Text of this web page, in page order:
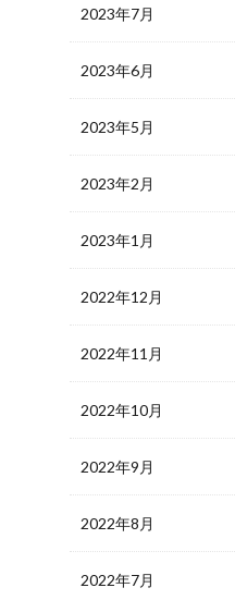
2023年7月
2023年6月
2023年5月
2023年2月
2023年1月
2022年12月
2022年11月
2022年10月
2022年9月
2022年8月
2022年7月